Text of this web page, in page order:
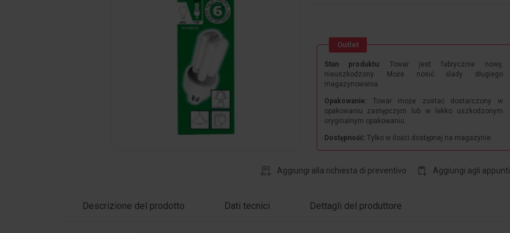
Outlet
Stan produktu: Towar jest fabrycznie nowy,
nieuszkodzony. Może nosić ślady długiego
magazynowania.
Opakowanie: Towar może zostać dostarczony w
opakowaniu zastępczym lub w lekko uszkodzonym
oryginalnym opakowaniu.
Dostępność: Tylko w ilości dostępnej na magazynie.
Aggiungi alla richiesta di preventivo Aggiungi agli appunti
Descrizione del prodotto Dati tecnici Dettagli del produttore